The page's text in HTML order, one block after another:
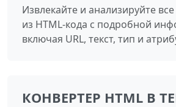
Извлекайте и анализируйте
из HTML-кода с подробной
включая URL, текст, тип и
КОНВЕРТЕР HTML В